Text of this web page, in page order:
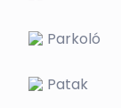
Parkoló
Patak